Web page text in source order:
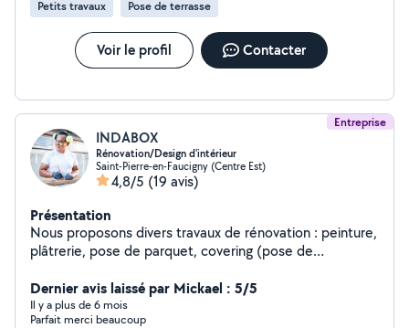
Petits travaux Pose de terrasse
Voir le profil Contacter
Entreprise
INDABOX
Rénovation/Design d'intérieur
Saint-Pierre-en-Faucigny (Centre Est)
4,8/5 (19 avis)
Présentation
Nous proposons divers travaux de rénovation : peinture,
plâtrerie, pose de parquet, covering (pose de
toiture, gouttières, ainsi que la création de terrasse en
bois.
Dernier avis laissé par Mickael : 5/5
Il y a plus de 6 mois
Parfait merci beaucoup